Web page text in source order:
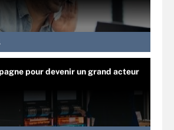
pour devenir un grand acteur